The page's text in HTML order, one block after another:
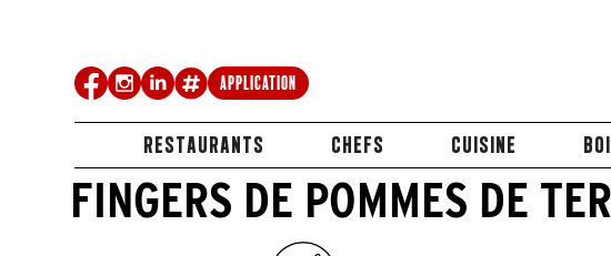
Application
RESTAURANTS CHEFS CUISINE
FINGERS DE POMMES DE